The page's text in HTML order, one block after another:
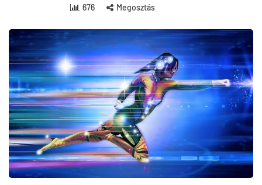
676
Megosztás